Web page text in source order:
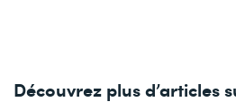
Découvrez plus d’articles